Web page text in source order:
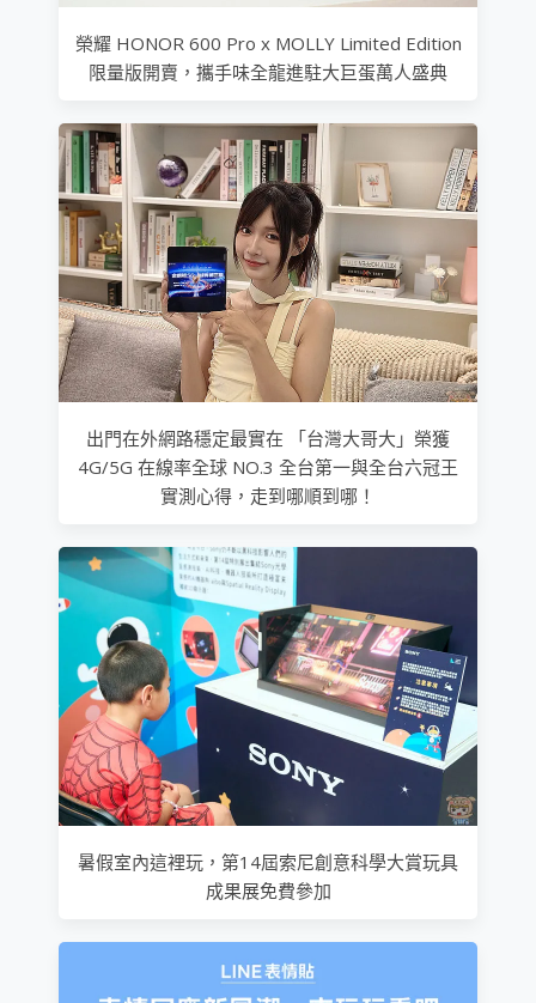
榮耀 HONOR 600 Pro x MOLLY Limited Edition
限量版開賣，攜手味全龍進駐大巨蛋萬人盛典
出門在外網路穩定最實在 「台灣大哥大」榮獲
4G/5G 在線率全球 NO.3 全台第一與全台六冠王
實測心得，走到哪順到哪！
暑假室內這裡玩，第14屆索尼創意科學大賞玩具
成果展免費參加